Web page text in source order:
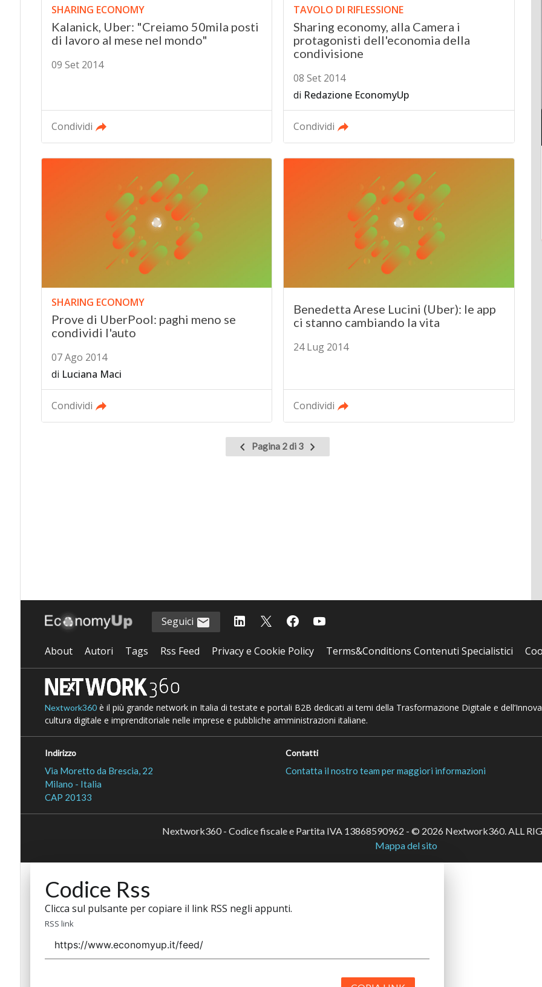
SHARING ECONOMY
Kalanick, Uber: "Creiamo 50mila posti
di lavoro al mese nel mondo"
09 Set 2014
Condividi
TAVOLO DI RIFLESSIONE
Sharing economy, alla Camera i
protagonisti dell'economia della
condivisione
08 Set 2014
di Redazione EconomyUp
Condividi
SHARING ECONOMY
Prove di UberPool: paghi meno se
condividi l'auto
07 Ago 2014
di Luciana Maci
Condividi
Benedetta Arese Lucini (Uber): le app
ci stanno cambiando la vita
24 Lug 2014
Condividi
Pagina
precedente
Pagina 2 di 3
Pagina
successiva
Seguici
About Autori Tags Rss Feed Privacy e Cookie Policy Terms&Conditions Contenuti Specialistici
Nextwork360è il più grande network in Italia di testate e portali B2B dedicati ai temi della Trasformazione Digitale e
cultura digitale e imprenditoriale nelle imprese e pubbliche amministrazioni italiane.
Indirizzo
Via Moretto da Brescia, 22
Milano - Italia
CAP 20133
Contatti
Contatta il nostro team per maggiori informazioni
Nextwork360 - Codice fiscale e Partita IVA 13868590962 - © 2026 Nextwork360. ALL
Mappa del sito
Codice Rss
Clicca sul pulsante per copiare il link RSS negli appunti.
RSS link